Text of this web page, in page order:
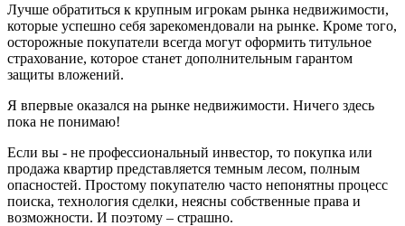
Лучше обратиться к крупным игрокам рынка недвижимости,
которые успешно себя зарекомендовали на рынке. Кроме того,
осторожные покупатели всегда могут оформить титульное
страхование, которое станет дополнительным гарантом
защиты вложений.
Я впервые оказался на рынке недвижимости. Ничего здесь
пока не понимаю!
Если вы - не профессиональный инвестор, то покупка или
продажа квартир представляется темным лесом, полным
опасностей. Простому покупателю часто непонятны процесс
поиска, технология сделки, неясны собственные права и
возможности. И поэтому – страшно.